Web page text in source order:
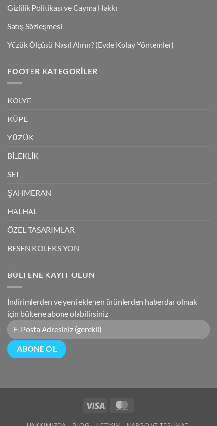
Gizlilik Politikası ve Cayma Hakkı
Satış Sözleşmesi
Yüzük Ölçüsü Nasıl Alınır? (Evde Kolay Yöntemler)
FOOTER KATEGORILER
KOLYE
KÜPE
YÜZÜK
BİLEKLİK
SET
ŞAHMERAN
HALHAL
ÖZEL TASARIMLAR
BESEN KOLEKSİYON
BÜLTENE KAYIT OLUN
İndirimlerden ve yeni eklenen ürünlerden haberdar olmak
için bültene abone olabilirsiniz
Visa